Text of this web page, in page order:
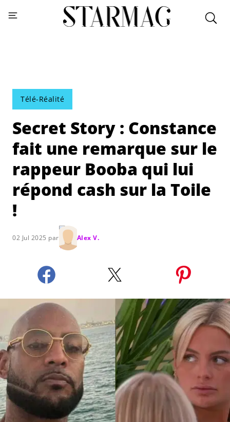
Télé-Réalité
Secret Story : Constance
fait une remarque sur le
rappeur Booba qui lui
répond cash sur la Toile
!
02 Jul 2025 par Alex V.